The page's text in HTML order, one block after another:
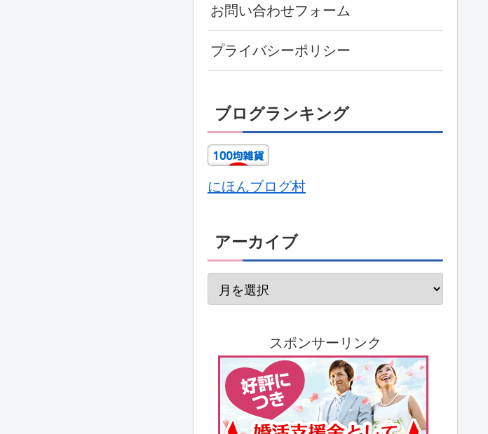
お問い合わせフォーム
プライバシーポリシー
ブログランキング
にほんブログ村
アーカイブ
スポンサーリンク